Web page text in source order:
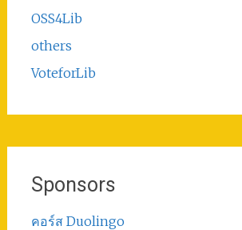
OSS4Lib
others
VoteforLib
Sponsors
คอร์ส Duolingo